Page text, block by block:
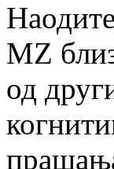
MZ
од